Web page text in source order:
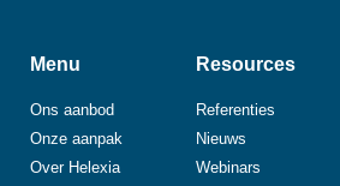
Menu
Ons aanbod
Onze aanpak
Over Helexia
Resources
Referenties
Nieuws
Webinars